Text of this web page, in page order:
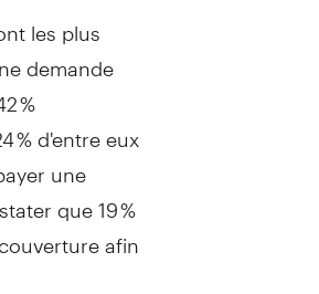
les plus
demande
%
% d'entre eux
une
que 19 %
afin